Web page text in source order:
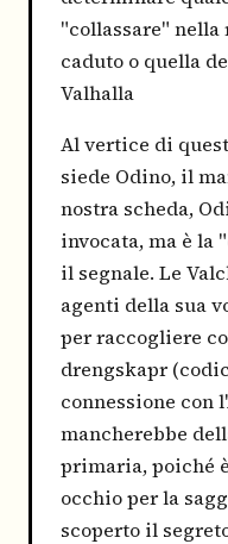
"collassare"
caduto o quella
Valhalla
Al vertice di
siede Odino, il
nostra scheda,
invocata, ma è la
il segnale. Le
agenti della sua
per raccogliere
drengskapr
connessione con
mancherebbe
primaria, poiché
occhio per la
scoperto il